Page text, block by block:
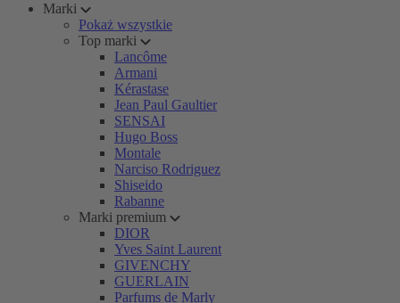
Marki
Pokaż wszystkie
Top marki
Lancôme
Armani
Kérastase
Jean Paul Gaultier
SENSAI
Hugo Boss
Montale
Narciso Rodriguez
Shiseido
Rabanne
Marki premium
DIOR
Yves Saint Laurent
GIVENCHY
GUERLAIN
Parfums de Marly